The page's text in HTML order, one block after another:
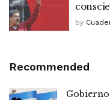
by
Recommended
Gobierno